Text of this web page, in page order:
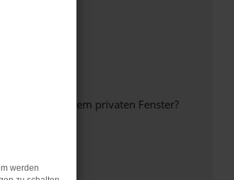
oder in einem privaten Fenster?
werden.
werden